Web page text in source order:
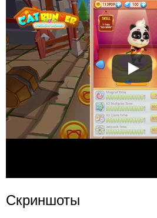
Скриншоты